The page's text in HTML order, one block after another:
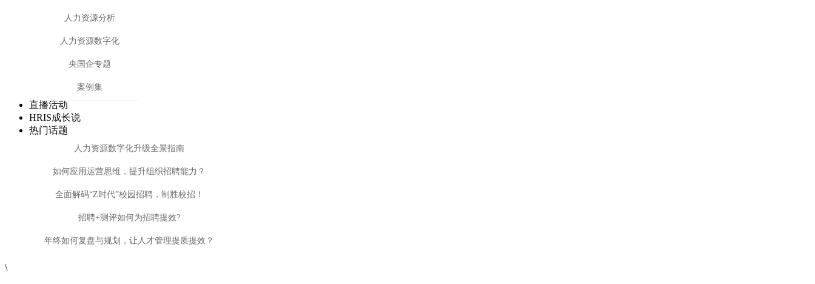
人力资源分析
人力资源数字化
央国企专题
案例集
直播活动
HRIS成长说
热门话题
人力资源数字化升级全景指南
如何应用运营思维，提升组织招聘能力？
全面解码“Z时代”校园招聘，制胜校招！
招聘+测评如何为招聘提效?
年终如何复盘与规划，让人才管理提质提效？
\